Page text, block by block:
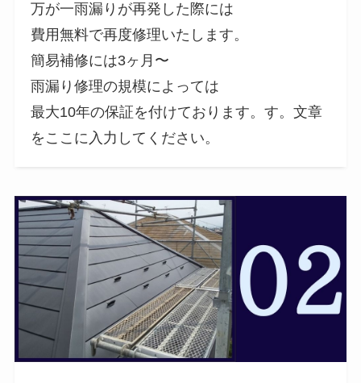
万が一雨漏りが再発した際には
費用無料で再度修理いたします。
簡易補修には3ヶ月〜
雨漏り修理の規模によっては
最大10年の保証を付けております。す。文章
をここに入力してください。